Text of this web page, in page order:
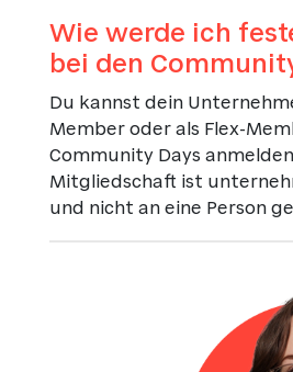
Wie werde ich
bei den
Du kannst dein
Member oder als Flex-
Community Days
Mitgliedschaft ist
und nicht an eine Person